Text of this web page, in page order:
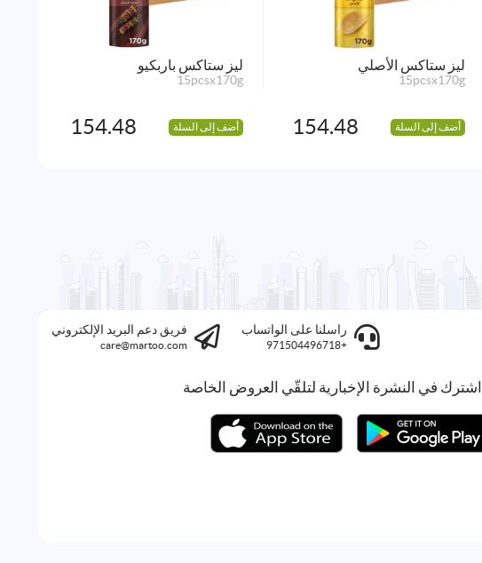
ليز ستاكس الأصلي
15pcsx170g
أضف إلى السلة 154.48
ليز ستاكس باربكيو
15pcsx170g
أضف إلى السلة 154.48
راسلنا على الواتساب
+971504496718
فريق دعم البريد الإلكتروني
care@martoo.com
اشترك في النشرة الإخبارية لتلقّي العروض الخاصة